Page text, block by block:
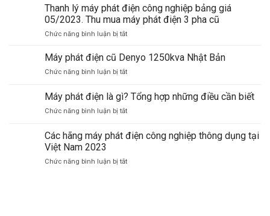
Bán
Máy
Phát
Điện
–
Nghiệp
Pha
Thanh lý máy phát điện công nghiệp bảng giá
05/2023. Thu mua máy phát điện 3 pha cũ
Chức năng bình luận bị tắtở
lý
máy
phát
công
bảng
05/2023.
máy
Máy phát điện cũ Denyo 1250kva Nhật Bản
Chức năng bình luận bị tắtở
phát
điện
cũ
1250kva
Nhật
Máy phát điện là gì? Tổng hợp những điều cần biết
Chức năng bình luận bị tắtở
phát
điện
gì?
Các hãng máy phát điện công nghiệp thông dụng tại
Việt Nam 2023
Chức năng bình luận bị tắtở